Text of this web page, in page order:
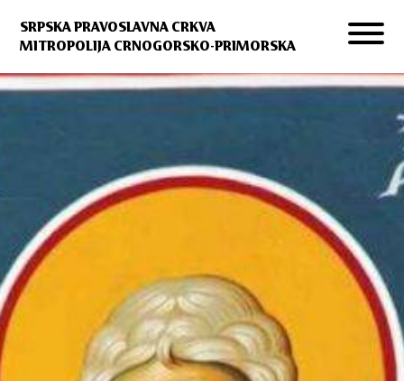
SRPSKA PRAVOSLAVNA CRKVA
MITROPOLIJA CRNOGORSKO-PRIMORSKA